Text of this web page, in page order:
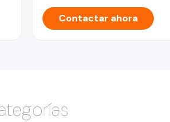
Contactar ahora